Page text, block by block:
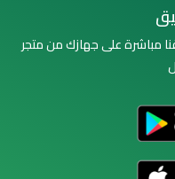
مباشرة على جهازك من متجر